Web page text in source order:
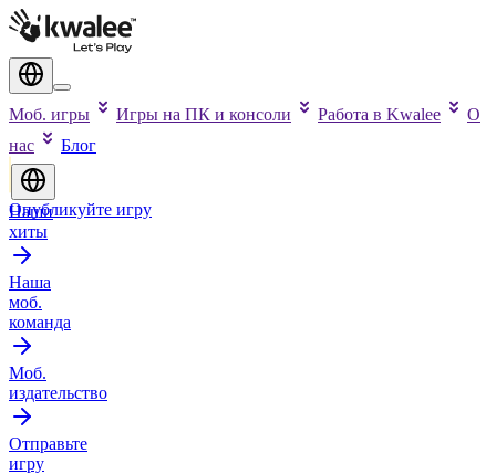
Моб. игры Игры на ПК и консоли Работа в Kwalee
О
нас
Блог
Опубликуйте игру
Наши
хиты
Наша
моб.
команда
Моб.
издательство
Отправьте
игру